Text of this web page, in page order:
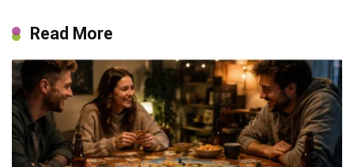
Read More